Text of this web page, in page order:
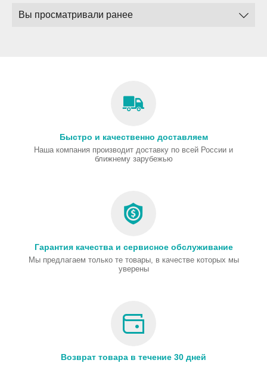
Вы просматривали ранее
Быстро и качественно доставляем
Наша компания производит доставку по всей России и
ближнему зарубежью
Гарантия качества и сервисное обслуживание
Мы предлагаем только те товары, в качестве которых мы
уверены
Возврат товара в течение 30 дней